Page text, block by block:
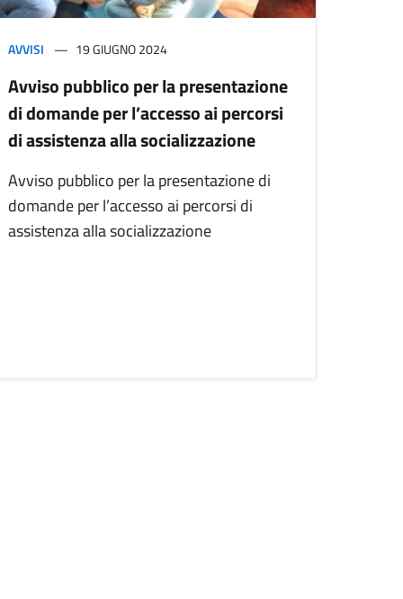
AVVISI 19 GIUGNO 2024
Avviso pubblico per la presentazione
di domande per l’accesso ai percorsi
di assistenza alla socializzazione
Avviso pubblico per la presentazione di
domande per l’accesso ai percorsi di
assistenza alla socializzazione